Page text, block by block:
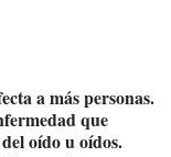
a más personas.
que
oído u oídos.